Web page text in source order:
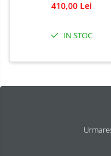
410,00 Lei
IN STOC